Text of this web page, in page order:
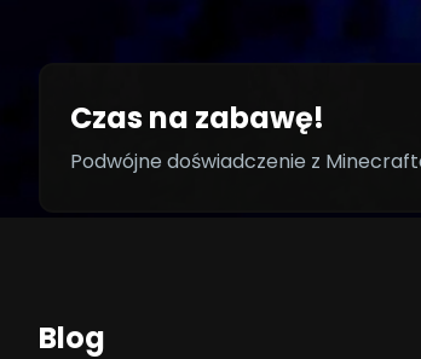
Czas na zabawę!
Podwójne doświadczenie z
Blog